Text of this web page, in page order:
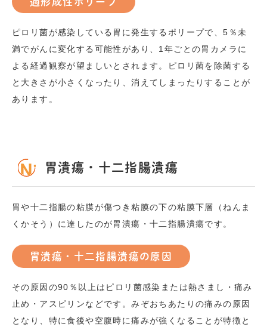
ピロリ菌が感染している胃に発生するポリープで、5 ％未
満でがんに変化する可能性があり、 1 年ごとの胃カメラに
よる経過観察が望ましいとされます。ピロリ菌を除菌する
と大きさが小さくなったり、消えてしまったりすることが
あります。
胃潰瘍・十二指腸潰瘍
胃や十二指腸の粘膜が傷つき粘膜の下の粘膜下層（ねんま
くかそう）に達したのが胃潰瘍・十二指腸潰瘍です。
胃潰瘍・十二指腸潰瘍の原因
その原因の90 ％以上はピロリ菌感染または熱さまし・痛み
止め・アスピリンなどです。みぞおちあたりの痛みの原因
となり、特に食後や空腹時に痛みが強くなることが特徴と